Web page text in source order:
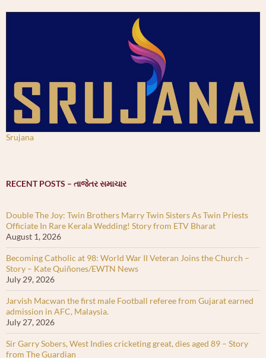
Srujana
RECENT POSTS – તાજેતર સમાચાર
Double The Joy: Twin Brothers Marry Twin Sisters As Twin Priests
Officiate In Rare Kerala Wedding! Story from ETV Bharat
August 1, 2026
Becoming Catholic at 98: World War II Veteran Joins the Church –
Story – Kate Quiñones/EWTN News
July 29, 2026
Jarvish Macwan the first male Football referee from Gujarat earned
admission in AFC, Malaysia.
July 27, 2026
Sir Garry Sobers, West Indies cricketing great, dies aged 89 – Story
from The Guardian